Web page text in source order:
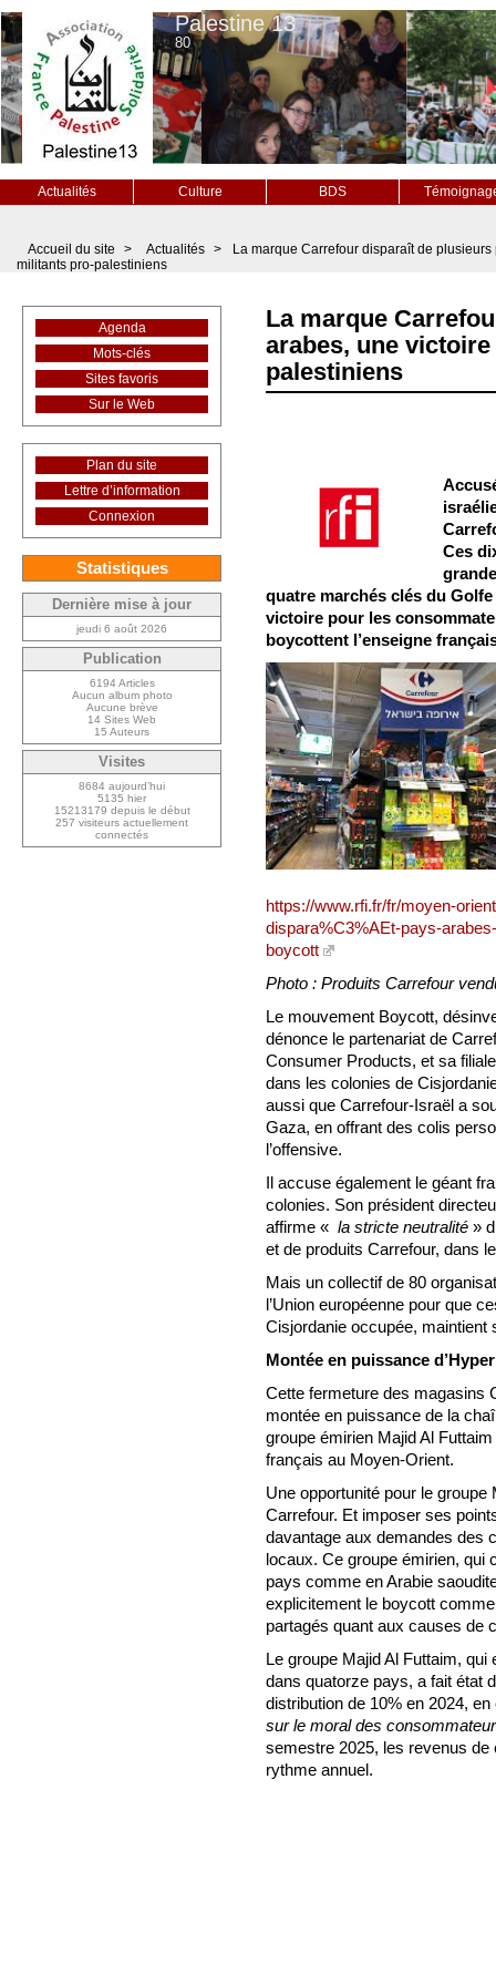
Palestine 13
80
Actualités Culture BDS
Accueil du site > Actualités >
La marque Carrefour disparaît de
militants pro-palestiniens
La marque
arabes, une
palestiniens
Ces
quatre marchés clés du
victoire pour les
boycottent l’enseigne
https://www.rfi.fr/fr/moyen-
dispara%C3%AEt-pays-
boycott
Photo : Produits Carrefour
Le mouvement Boycott,
dénonce le partenariat de
Consumer Products, et sa
dans les colonies de
aussi que Carrefour-Israël a
Gaza, en offrant des colis
l’offensive.
Il accuse également le géant
colonies. Son président
affirme « la stricte neutralité »
et de produits Carrefour, dans
Mais un collectif de 80
l’Union européenne pour que
Cisjordanie occupée, maintient
Montée en puissance
Cette fermeture des magasins
montée en puissance de la
groupe émirien Majid Al
français au Moyen-Orient.
Une opportunité pour le
Carrefour. Et imposer ses
davantage aux demandes des
locaux. Ce groupe émirien, qui
pays comme en Arabie
explicitement le boycott
partagés quant aux causes de
Le groupe Majid Al Futtaim,
dans quatorze pays, a fait état
distribution de 10% en 2024,
sur le moral des
semestre 2025, les revenus de
rythme annuel.
Agenda
Mots-clés
Sites favoris
Sur le Web
Plan du site
Lettre d’information
Connexion
Statistiques
Dernière mise à jour
jeudi 6 août 2026
Publication
6194 Articles
Aucun album photo
Aucune brève
14 Sites Web
15 Auteurs
Visites
8684 aujourd’hui
5135 hier
15213179 depuis le début
257 visiteurs actuellement
connectés